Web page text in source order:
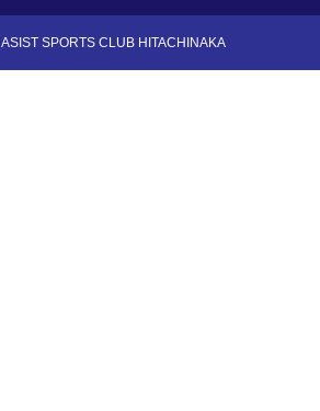
ASIST SPORTS CLUB HITACHINAKA